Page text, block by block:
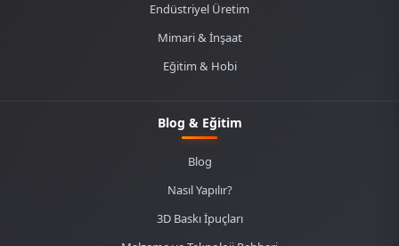
Endüstriyel Üretim
Mimari & İnşaat
Eğitim & Hobi
Blog & Eğitim
Blog
Nasıl Yapılır?
3D Baskı İpuçları